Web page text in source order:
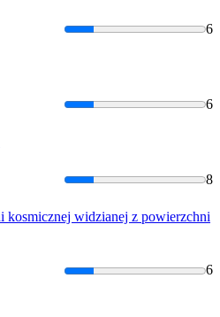
6
6
8
kosmicznej widzianej z powierzchni
6